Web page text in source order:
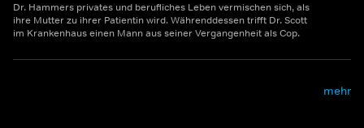
Dr. Hammers privates und berufliches Leben vermischen sich, als
ihre Mutter zu ihrer Patientin wird. Währenddessen trifft Dr. Scott
im Krankenhaus einen Mann aus seiner Vergangenheit als Cop.
mehr